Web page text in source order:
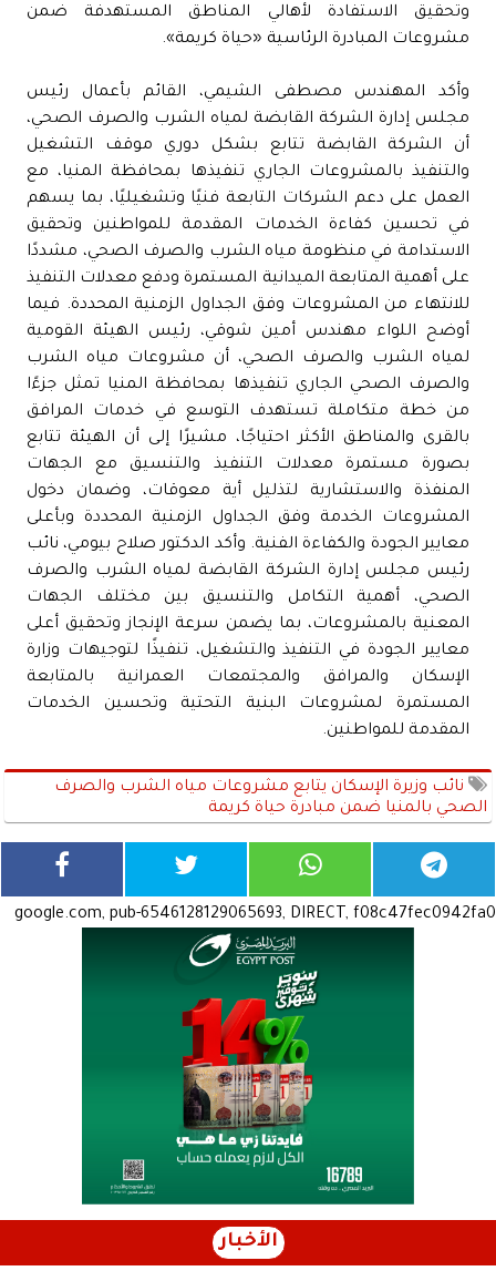
وتحقيق الاستفادة لأهالي المناطق المستهدفة ضمن
مشروعات المبادرة الرئاسية «حياة كريمة».
وأكد المهندس مصطفى الشيمي، القائم بأعمال رئيس
مجلس إدارة الشركة القابضة لمياه الشرب والصرف الصحي،
أن الشركة القابضة تتابع بشكل دوري موقف التشغيل
والتنفيذ بالمشروعات الجاري تنفيذها بمحافظة المنيا، مع
العمل على دعم الشركات التابعة فنيًا وتشغيليًا، بما يسهم
في تحسين كفاءة الخدمات المقدمة للمواطنين وتحقيق
الاستدامة في منظومة مياه الشرب والصرف الصحي، مشددًا
على أهمية المتابعة الميدانية المستمرة ودفع معدلات التنفيذ
للانتهاء من المشروعات وفق الجداول الزمنية المحددة. فيما
أوضح اللواء مهندس أمين شوقي، رئيس الهيئة القومية
لمياه الشرب والصرف الصحي، أن مشروعات مياه الشرب
والصرف الصحي الجاري تنفيذها بمحافظة المنيا تمثل جزءًا
من خطة متكاملة تستهدف التوسع في خدمات المرافق
بالقرى والمناطق الأكثر احتياجًا، مشيرًا إلى أن الهيئة تتابع
بصورة مستمرة معدلات التنفيذ والتنسيق مع الجهات
المنفذة والاستشارية لتذليل أية معوقات، وضمان دخول
المشروعات الخدمة وفق الجداول الزمنية المحددة وبأعلى
معايير الجودة والكفاءة الفنية. وأكد الدكتور صلاح بيومي، نائب
رئيس مجلس إدارة الشركة القابضة لمياه الشرب والصرف
الصحي، أهمية التكامل والتنسيق بين مختلف الجهات
المعنية بالمشروعات، بما يضمن سرعة الإنجاز وتحقيق أعلى
معايير الجودة في التنفيذ والتشغيل، تنفيذًا لتوجيهات وزارة
الإسكان والمرافق والمجتمعات العمرانية بالمتابعة
المستمرة لمشروعات البنية التحتية وتحسين الخدمات
المقدمة للمواطنين.
نائب وزيرة الإسكان يتابع مشروعات مياه الشرب والصرف
الصحي بالمنيا ضمن مبادرة حياة كريمة
google.com, pub-6546128129065693, DIRECT, f08c47fec0942fa0
الأخبار